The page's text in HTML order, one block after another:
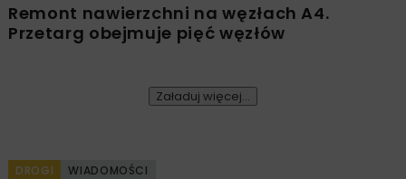
Remont nawierzchni na węzłach A4.
Przetarg obejmuje pięć węzłów
Załaduj więcej...
DROGI WIADOMOŚCI